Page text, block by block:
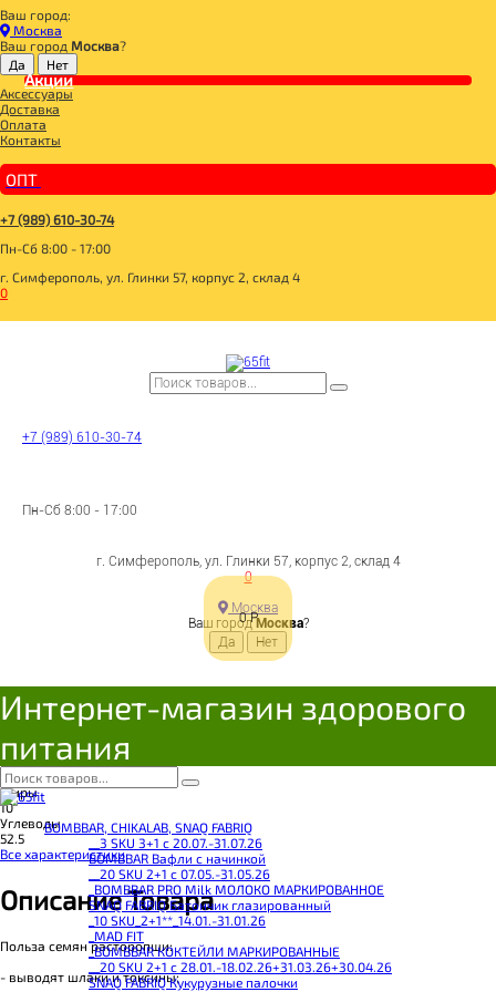
Ваш город:
Москва
Ваш город Москва?
Акции
Аксессуары
Доставка
Оплата
Контакты
ОПТ
+7 (989) 610-30-74
Пн-Сб 8:00 - 17:00
г. Симферополь, ул. Глинки 57, корпус 2, склад 4
0
+7 (989) 610-30-74
Пн-Сб 8:00 - 17:00
г. Симферополь, ул. Глинки 57, корпус 2, склад 4
0
0Р
Москва
Ваш городМосква?
Интернет-магазин здорового
питания
BOMBBAR, CHIKALAB, SNAQ FABRIQ
__3 SKU 3+1 с 20.07.-31.07.26
BOMBBAR Вафли с начинкой
__20 SKU 2+1 с 07.05.-31.05.26
_BOMBBAR PRO Milk МОЛОКО МАРКИРОВАННОЕ
SNAQ FABRIQ Батончик глазированный
_10 SKU_2+1**_14.01.-31.01.26
_MAD FIT
_BOMBBAR КОКТЕЙЛИ МАРКИРОВАННЫЕ
__20 SKU 2+1 с 28.01.-18.02.26+31.03.26+30.04.26
SNAQ FABRIQ Кукурузные палочки
Главная
ДЛЯ ЗДОРОВОГО ПИТАНИЯ
СУПЕРФУДЫ
СЕМЕНА
Семена расторопши 500гр, Житница здоровья
Семена расторопши
500гр, Житница
здоровья
65Р
Добавляется...В корзинуДобавлен
Поделиться с друзьями
Бренд
Житница здоровья
Калорийность
396
Белки
24
Жиры
10
Углеводы
52.5
Все характеристики
Описание Товара
Польза семян расторопши:
- выводят шлаки и токсины;